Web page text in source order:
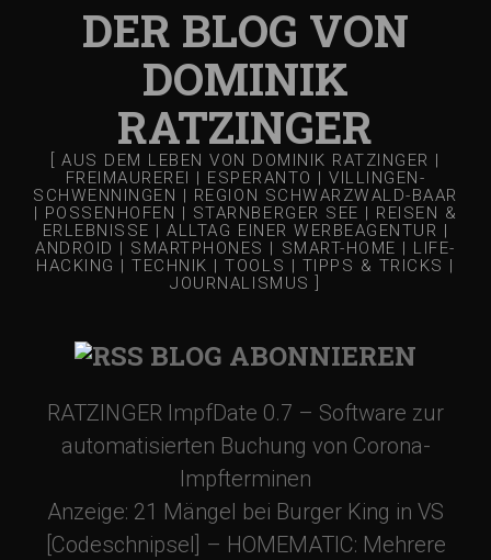
DER BLOG VON
DOMINIK
RATZINGER
[ AUS DEM LEBEN VON DOMINIK RATZINGER |
FREIMAUREREI | ESPERANTO | VILLINGEN-
SCHWENNINGEN | REGION SCHWARZWALD-BAAR
| POSSENHOFEN | STARNBERGER SEE | REISEN &
ERLEBNISSE | ALLTAG EINER WERBEAGENTUR |
ANDROID | SMARTPHONES | SMART-HOME | LIFE-
HACKING | TECHNIK | TOOLS | TIPPS & TRICKS |
JOURNALISMUS ]
BLOG ABONNIEREN
RATZINGER ImpfDate 0.7 – Software zur
automatisierten Buchung von Corona-
Impfterminen
Anzeige: 21 Mängel bei Burger King in VS
[Codeschnipsel] – HOMEMATIC: Mehrere